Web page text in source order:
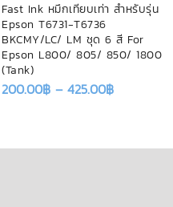
Fast Ink หมึกเทียบเท่า สำหรับรุ่น
Epson T6731-T6736
BKCMY/LC/ LM ชุด 6 สี For
Epson L800/ 805/ 850/ 1800
(Tank)
200.00฿ – 425.00฿